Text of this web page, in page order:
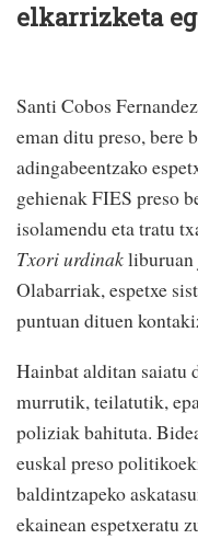
elkarrizketa
Santi Cobos
eman ditu preso, bere
adingabeentzako
gehienak FIES preso
isolamendu eta tratu
Txori urdinak
Olabarriak, espetxe
puntuan dituen
Hainbat alditan saiatu
murrutik, teilatutik,
poliziak bahituta.
euskal preso
baldintzapeko
ekainean espetxeratu